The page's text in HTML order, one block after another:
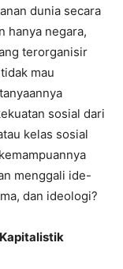
dunia secara
hanya negara,
terorganisir
mau
sosial dari
kelas sosial
menggali ide-
dan ideologi?